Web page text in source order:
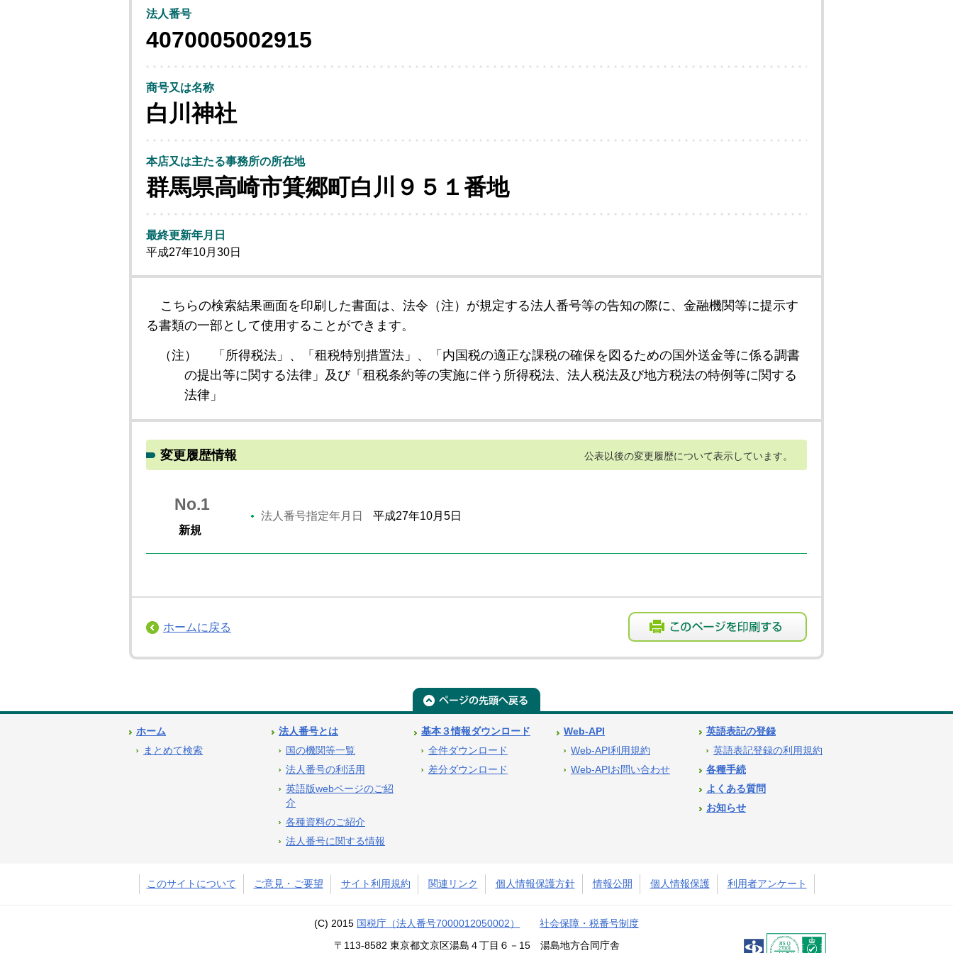
法人番号
4070005002915
商号又は名称
白川神社
本店又は主たる事務所の所在地
群馬県高崎市箕郷町白川９５１番地
最終更新年月日
平成27年10月30日
こちらの検索結果画面を印刷した書面は、法令（注）が規定する法人番号等の告知の際に、金融機関等に提示す
る書類の一部として使用することができます。
（注）
「所得税法」、「租税特別措置法」、「内国税の適正な課税の確保を図るための国外送金等に係る調書
の提出等に関する法律」及び「租税条約等の実施に伴う所得税法、法人税法及び地方税法の特例等に関する
法律」
変更履歴情報 公表以後の変更履歴について表示しています。
No.1
新規
法人番号指定年月日 平成27年10月5日
ホームに戻る
ホーム
まとめて検索
法人番号とは
国の機関等一覧
法人番号の利活用
英語版webページのご紹
介
各種資料のご紹介
法人番号に関する情報
基本３情報ダウンロード
全件ダウンロード
差分ダウンロード
Web-API
Web-API利用規約
Web-APIお問い合わせ
英語表記の登録
英語表記登録の利用規約
各種手続
よくある質問
お知らせ
このサイトについて ご意見・ご要望 サイト利用規約 関連リンク 個人情報保護方針 情報公開 個人情報保護 利用者アンケート
(C) 2015 国税庁（法人番号7000012050002） 社会保障・税番号制度
〒113-8582 東京都文京区湯島４丁目６－15 湯島地方合同庁舎